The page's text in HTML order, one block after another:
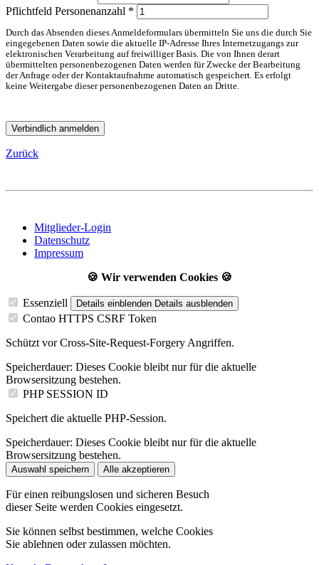
Pflichtfeld Personenanzahl *
Durch das Absenden dieses Anmeldeformulars übermitteln Sie uns die durch Sie
eingegebenen Daten sowie die aktuelle IP-Adresse Ihres Internetzugangs zur
elektronischen Verarbeitung auf freiwilliger Basis. Die von Ihnen derart
übermittelten personenbezogenen Daten werden für Zwecke der Bearbeitung
der Anfrage oder der Kontaktaufnahme automatisch gespeichert. Es erfolgt
keine Weitergabe dieser personenbezogenen Daten an Dritte.
Verbindlich anmelden
Zurück
Mitglieder-Login
Datenschutz
Impressum
🍪 Wir verwenden Cookies 🍪
Essenziell Details einblenden Details ausblenden
Contao HTTPS CSRF Token
Schützt vor Cross-Site-Request-Forgery Angriffen.
Speicherdauer: Dieses Cookie bleibt nur für die aktuelle
Browsersitzung bestehen.
PHP SESSION ID
Speichert die aktuelle PHP-Session.
Speicherdauer: Dieses Cookie bleibt nur für die aktuelle
Browsersitzung bestehen.
Auswahl speichern Alle akzeptieren
Für einen reibungslosen und sicheren Besuch
dieser Seite werden Cookies eingesetzt.
Sie können selbst bestimmen, welche Cookies
Sie ablehnen oder zulassen möchten.